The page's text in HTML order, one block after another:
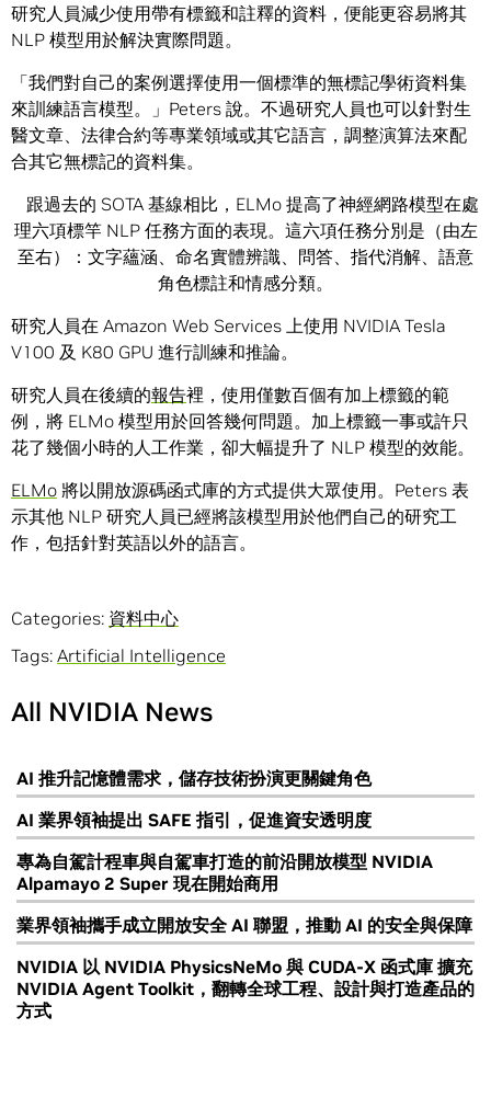
研究人員減少使用帶有標籤和註釋的資料，便能更容易將其
NLP 模型用於解決實際問題。
「我們對自己的案例選擇使用一個標準的無標記學術資料集
來訓練語言模型。」Peters 說。不過研究人員也可以針對生
醫文章、法律合約等專業領域或其它語言，調整演算法來配
合其它無標記的資料集。
跟過去的 SOTA 基線相比，ELMo 提高了神經網路模型在處
理六項標竿 NLP 任務方面的表現。這六項任務分別是（由左
至右）：文字蘊涵、命名實體辨識、問答、指代消解、語意
角色標註和情感分類。
研究人員在 Amazon Web Services 上使用 NVIDIA Tesla
V100 及 K80 GPU 進行訓練和推論。
研究人員在後續的報告裡，使用僅數百個有加上標籤的範
例，將 ELMo 模型用於回答幾何問題。加上標籤一事或許只
花了幾個小時的人工作業，卻大幅提升了 NLP 模型的效能。
ELMo 將以開放源碼函式庫的方式提供大眾使用。Peters 表
示其他 NLP 研究人員已經將該模型用於他們自己的研究工
作，包括針對英語以外的語言。
Categories: 資料中心
Tags: Artificial Intelligence
All NVIDIA News
AI 推升記憶體需求，儲存技術扮演更關鍵角色
AI 業界領袖提出 SAFE 指引，促進資安透明度
專為自駕計程車與自駕車打造的前沿開放模型 NVIDIA
Alpamayo 2 Super 現在開始商用
業界領袖攜手成立開放安全 AI 聯盟，推動 AI 的安全與保障
NVIDIA 以 NVIDIA PhysicsNeMo 與 CUDA-X 函式庫 擴充
NVIDIA Agent Toolkit，翻轉全球工程、設計與打造產品的
方式